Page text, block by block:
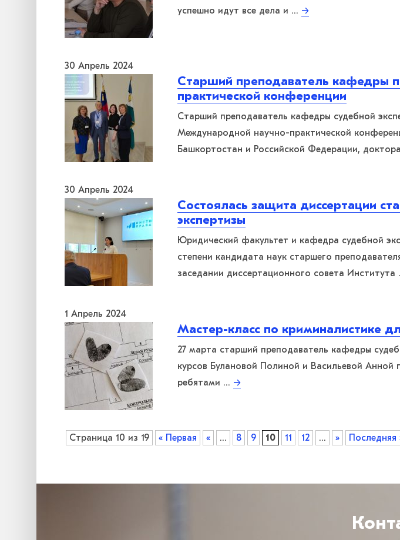
успешно идут все дела и … →
30 Апрель 2024
Старший преподаватель кафедры
практической конференции
Старший преподаватель кафедры судебной
Международной научно-практической
Башкортостан и Российской Федерации,
30 Апрель 2024
Состоялась защита диссертации
экспертизы
Юридический факультет и кафедра судебной
степени кандидата наук старшего
заседании диссертационного совета Института
1 Апрель 2024
Мастер-класс по криминалистике
27 марта старший преподаватель кафедры
курсов Булановой Полиной и Васильевой
ребятами … →
Страница 10 из 19 « Первая « ... 8 9 10 11 12 ... » Последняя